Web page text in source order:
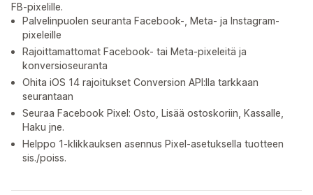
FB-pixelille.
Palvelinpuolen seuranta Facebook-, Meta- ja Instagram-
pixeleille
Rajoittamattomat Facebook- tai Meta-pixeleitä ja
konversioseuranta
Ohita iOS 14 rajoitukset Conversion API:lla tarkkaan
seurantaan
Seuraa Facebook Pixel: Osto, Lisää ostoskoriin, Kassalle,
Haku jne.
Helppo 1-klikkauksen asennus Pixel-asetuksella tuotteen
sis./poiss.